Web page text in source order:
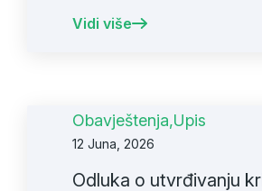
Vidi više
Obavještenja,Upis
12 Juna, 2026
Odluka o utvrđivanju